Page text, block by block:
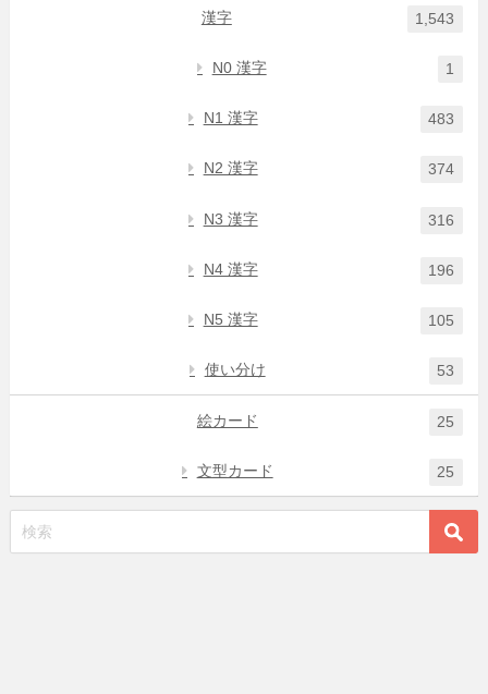
漢字 1,543
N0 漢字 1
N1 漢字 483
N2 漢字 374
N3 漢字 316
N4 漢字 196
N5 漢字 105
使い分け 53
絵カード 25
文型カード 25